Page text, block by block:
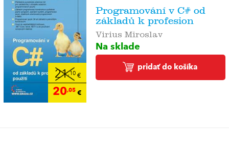
21,10€
20,05€
Programování v C# od
základů k profesion
Virius Miroslav
Na sklade
pridať do košíka